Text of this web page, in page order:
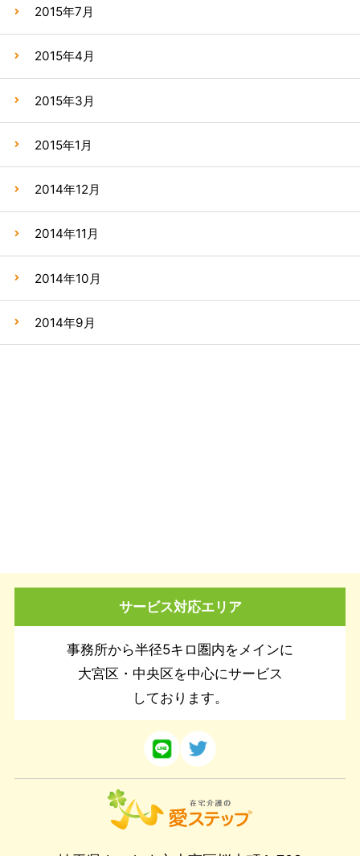
2015年7月
2015年4月
2015年3月
2015年1月
2014年12月
2014年11月
2014年10月
2014年9月
サービス対応エリア
事務所から半径5キロ圏内をメインに
大宮区・中央区を中心にサービス
しております。